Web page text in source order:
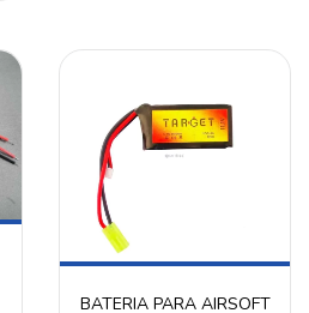
BATERIA PARA AIRSOFT